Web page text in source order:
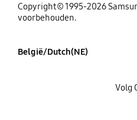
Copyright© 1995-2026
voorbehouden.
België/Dutch(NE)
Volg